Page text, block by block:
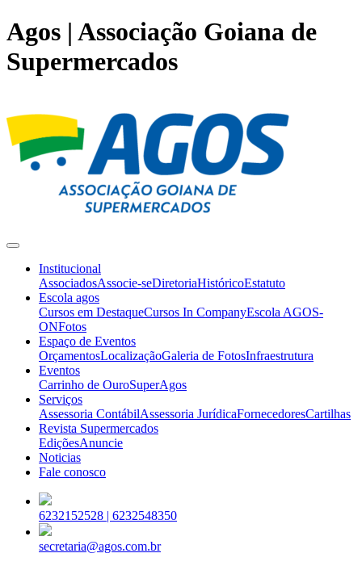
Agos | Associação Goiana de
Supermercados
Institucional
AssociadosAssocie-seDiretoriaHistóricoEstatuto
Escola agos
Cursos em DestaqueCursos In CompanyEscola AGOS-
ONFotos
Espaço de Eventos
OrçamentosLocalizaçãoGaleria de FotosInfraestrutura
Eventos
Carrinho de OuroSuperAgos
Serviços
Assessoria ContábilAssessoria JurídicaFornecedoresCartilhas
Revista Supermercados
EdiçõesAnuncie
Noticias
Fale conosco
6232152528 | 6232548350
secretaria@agos.com.br